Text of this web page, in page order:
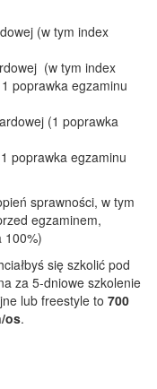
(w tym index
(w tym index
poprawka egzaminu
(1 poprawka
poprawka egzaminu
sprawności, w tym
egzaminem,
100%)
się szkolić pod
za 5-dniowe szkolenie
lub freestyle to 700
os.